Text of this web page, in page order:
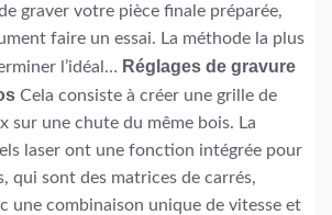
graver votre pièce finale préparée,
faire un essai. La méthode la plus
l’idéal… Réglages de gravure
Cela consiste à créer une grille de
sur une chute du même bois. La
laser ont une fonction intégrée pour
qui sont des matrices de carrés,
une combinaison unique de vitesse et